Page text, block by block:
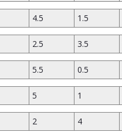
4.5 1.5
2.5 3.5
5.5 0.5
5 1
2 4